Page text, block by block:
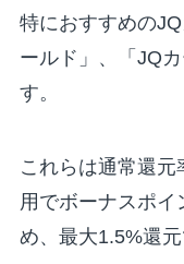
特におすすめの
ールド」、「JQ
す。
これらは通常還元
用でボーナスポ
め、最大1.5%還